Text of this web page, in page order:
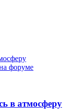
в атмосферу